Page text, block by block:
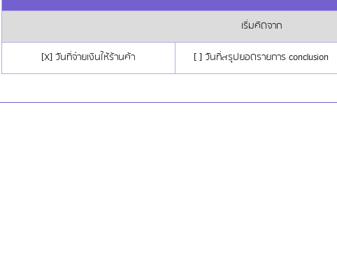
เริ่มคิดจาก
[X] วันที่จ่ายเงินให้ร้านค้า
[ ] วันที่สรุปยอดรายการ conclusion